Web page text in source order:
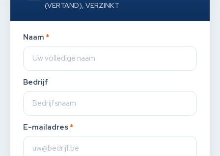
(VERTAND), VERZINKT
Naam *
Bedrijf
E-mailadres *